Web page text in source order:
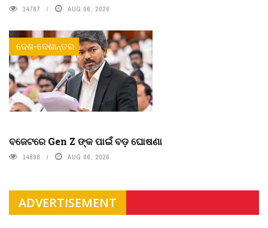
14787 AUG 06, 2026
ଦେଶ-ଦେଶାନ୍ତର
ବଜେଟରେ Gen Z ଙ୍କ ପାଇଁ ବଡ଼ ଘୋଷଣା
14898 AUG 06, 2026
ADVERTISEMENT